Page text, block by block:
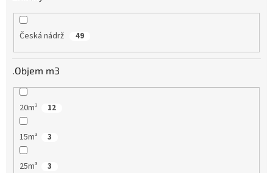
Česká nádrž 49
.Objem m3
20m³ 12
15m³ 3
25m³ 3